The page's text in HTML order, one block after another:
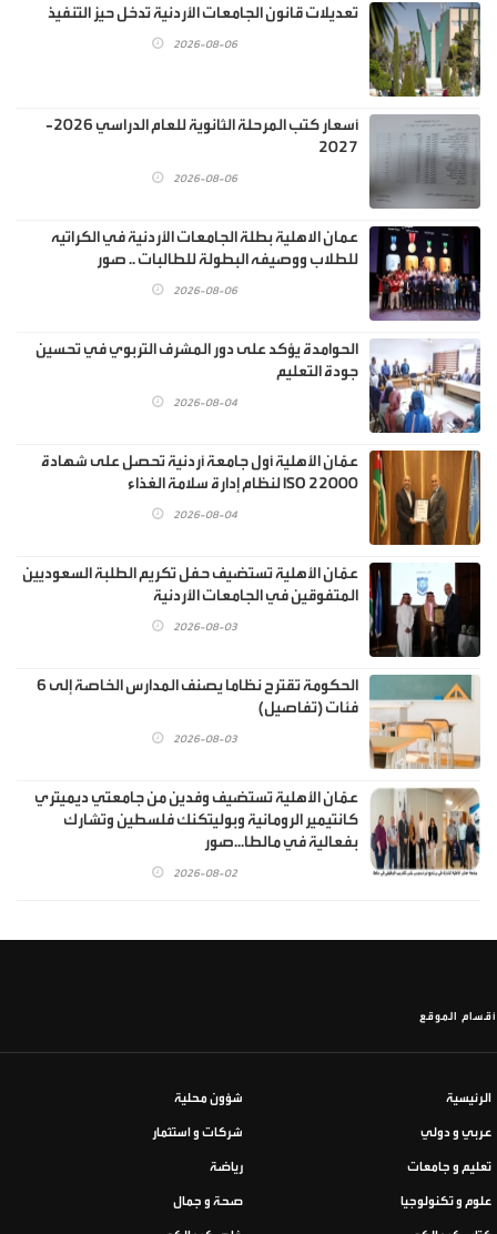
تعديلات قانون الجامعات الأردنية تدخل حيز التنفيذ
2026-08-06
أسعار كتب المرحلة الثانوية للعام الدراسي 2026-
2027
2026-08-06
عمان الاهلية بطلة الجامعات الأردنية في الكراتيه
للطلاب ووصيفه البطولة للطالبات .. صور
2026-08-06
الحوامدة يؤكد على دور المشرف التربوي في تحسين
جودة التعليم
2026-08-04
عمّان الأهلية أول جامعة أردنية تحصل على شهادة
ISO 22000 لنظام إدارة سلامة الغذاء
2026-08-04
عمّان الأهلية تستضيف حفل تكريم الطلبة السعوديين
المتفوقين في الجامعات الأردنية
2026-08-03
الحكومة تقترح نظاما يصنف المدارس الخاصة إلى 6
فئات (تفاصيل)
2026-08-03
عمّان الأهلية تستضيف وفدين من جامعتي ديميتري
كانتيمير الرومانية وبوليتكنك فلسطين وتشارك
بفعالية في مالطا...صور
2026-08-02
أقسام الموقع
الرئيسية شؤون محلية
عربي و دولي شركات و استثمار
تعليم و جامعات رياضة
علوم و تكنولوجيا صحة و جمال